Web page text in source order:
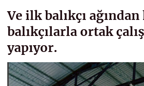
Ve ilk balıkçı
balıkçılarla ortak
yapıyor.